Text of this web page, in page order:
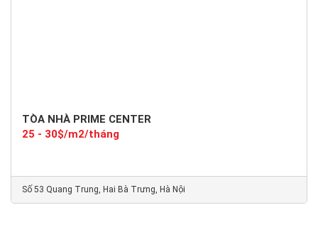
TÒA NHÀ PRIME CENTER
25 - 30$/m2/tháng
Số 53 Quang Trung, Hai Bà Trưng, Hà Nội